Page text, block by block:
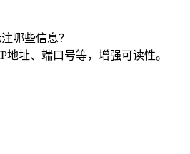
哪些信息？
地址、端口号等，增强可读性。